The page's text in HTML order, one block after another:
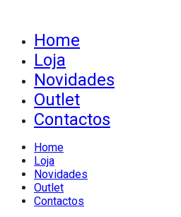
Home
Loja
Novidades
Outlet
Contactos
Home
Loja
Novidades
Outlet
Contactos